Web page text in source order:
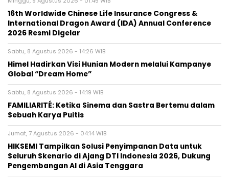
16th Worldwide Chinese Life Insurance Congress &
International Dragon Award (IDA) Annual Conference
2026 Resmi Digelar
Sabtu, 8 Agustus 2026 - 14:26 WIB
Himel Hadirkan Visi Hunian Modern melalui Kampanye
Global “Dream Home”
Sabtu, 8 Agustus 2026 - 14:19 WIB
FAMILIARITÉ: Ketika Sinema dan Sastra Bertemu dalam
Sebuah Karya Puitis
Jumat, 7 Agustus 2026 - 04:14 WIB
HIKSEMI Tampilkan Solusi Penyimpanan Data untuk
Seluruh Skenario di Ajang DTI Indonesia 2026, Dukung
Pengembangan AI di Asia Tenggara